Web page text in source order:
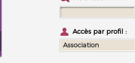
Accès par profil :
Association